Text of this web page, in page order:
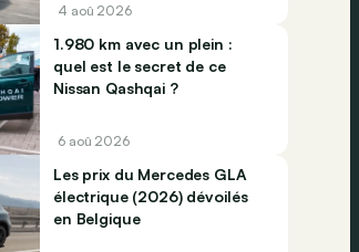
4 aoû 2026
1.980 km avec un plein :
quel est le secret de ce
Nissan Qashqai ?
6 aoû 2026
Les prix du Mercedes GLA
électrique (2026) dévoilés
en Belgique